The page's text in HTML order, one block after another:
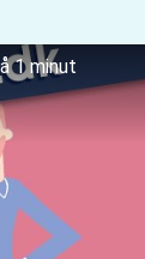
1 minut